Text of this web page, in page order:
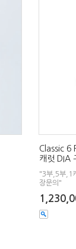
Classic 6
캐럿 DIA
"3부,5부,1
장문의"